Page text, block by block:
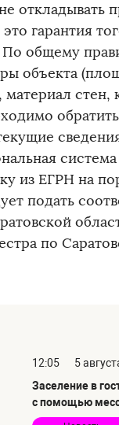
откладывать
гарантия
общему
объекта
стен,
из ЕГРН на
подать
по
12:05
5
Заселение в
с помощью